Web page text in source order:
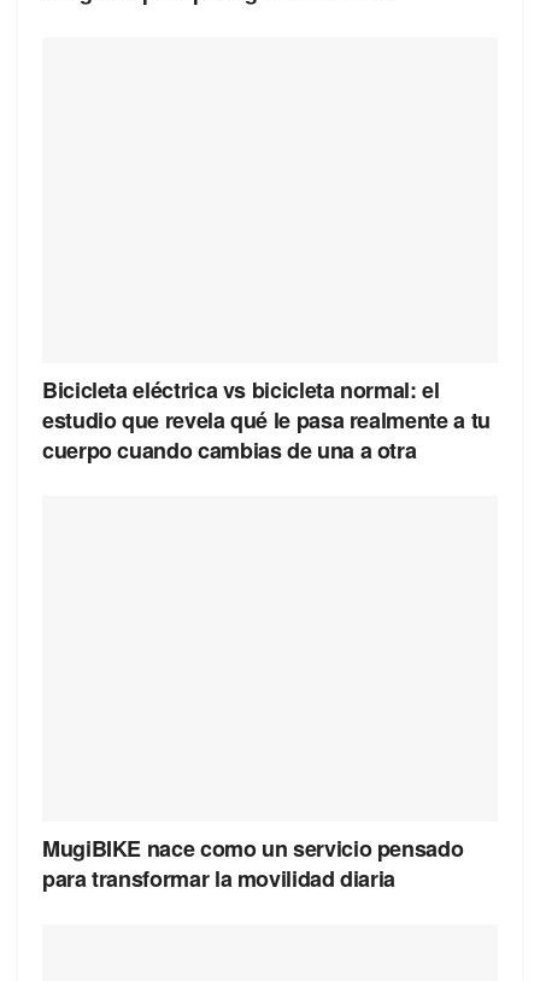
Bicicleta eléctrica vs bicicleta normal: el
estudio que revela qué le pasa realmente a tu
cuerpo cuando cambias de una a otra
MugiBIKE nace como un servicio pensado
para transformar la movilidad diaria